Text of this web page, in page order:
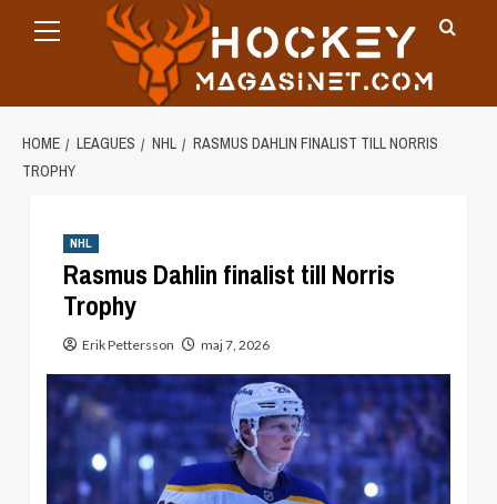
Menu
HOME LEAGUES NHL
RASMUS DAHLIN FINALIST TILL NORRIS
TROPHY
NHL
Rasmus Dahlin finalist till Norris
Trophy
Erik Pettersson maj 7, 2026